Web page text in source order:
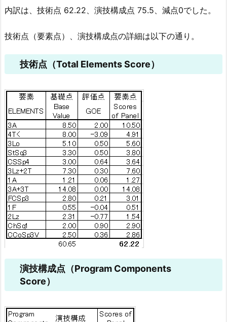
内訳は、技術点 62.22、演技構成点 75.5、減点0でした。
技術点（要素点）、演技構成点の詳細は以下の通り。
技術点（Total Elements Score）
演技構成点（Program Components
Score）